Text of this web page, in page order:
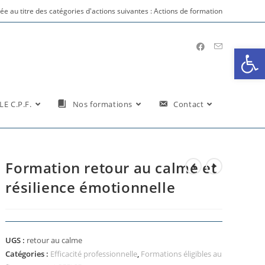
au titre des catégories d'actions suivantes : Actions de formation
LE C.P.F. Nos formations Contact
Formation retour au calme et
résilience émotionnelle
UGS : retour au calme
Catégories : Efficacité professionnelle, Formations éligibles au